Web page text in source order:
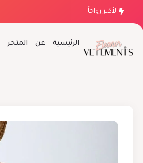
الأكثر رواجاً
الرئيسية عن المتجر